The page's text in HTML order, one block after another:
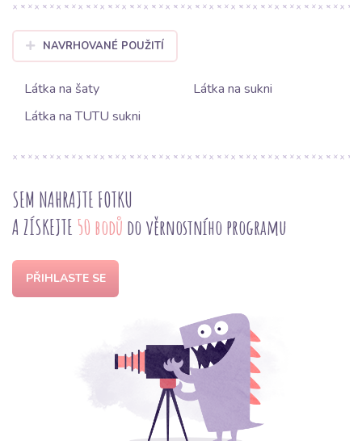
NAVRHOVANÉ POUŽITÍ
Látka na šaty
Látka na sukni
Látka na TUTU sukni
SEM NAHRAJTE FOTKU
A ZÍSKEJTE 50 bodů do věrnostního programu
PŘIHLASTE SE